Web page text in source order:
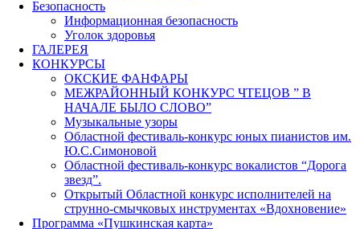
Безопасность
Информационная безопасность
Уголок здоровья
ГАЛЕРЕЯ
КОНКУРСЫ
ОКСКИЕ ФАНФАРЫ
МЕЖРАЙОННЫЙ КОНКУРС ЧТЕЦОВ ” В
НАЧАЛЕ БЫЛО СЛОВО”
Музыкальные узоры
Областной фестиваль-конкурс юных пианистов им.
Ю.С.Симоновой
Областной фестиваль-конкурс вокалистов “Дорога
звезд”.
Открытый Областной конкурс исполнителей на
струнно-смычковых инструментах «Вдохновение»
Программа «Пушкинская карта»